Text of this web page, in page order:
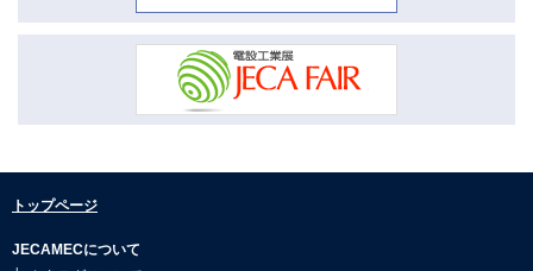
市況動向2月号を公開しました。
市況動向1月号を公開しました。
2026.01.08
2026.01.08
トップページ
JECAMECについて